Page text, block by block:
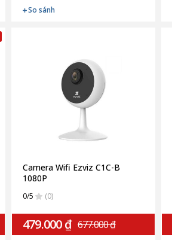
So sánh
Camera Wifi Ezviz C1C-B
1080P
0/5 (0)
479.000 ₫ 677.000 ₫